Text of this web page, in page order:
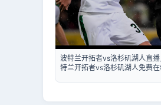
波特兰开拓者vs洛杉矶湖人直
特兰开拓者vs洛杉矶湖人免费